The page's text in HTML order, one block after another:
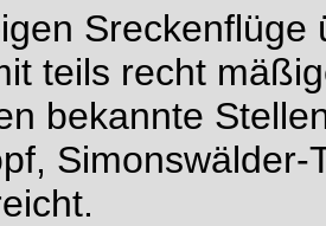
teils recht
bekannte